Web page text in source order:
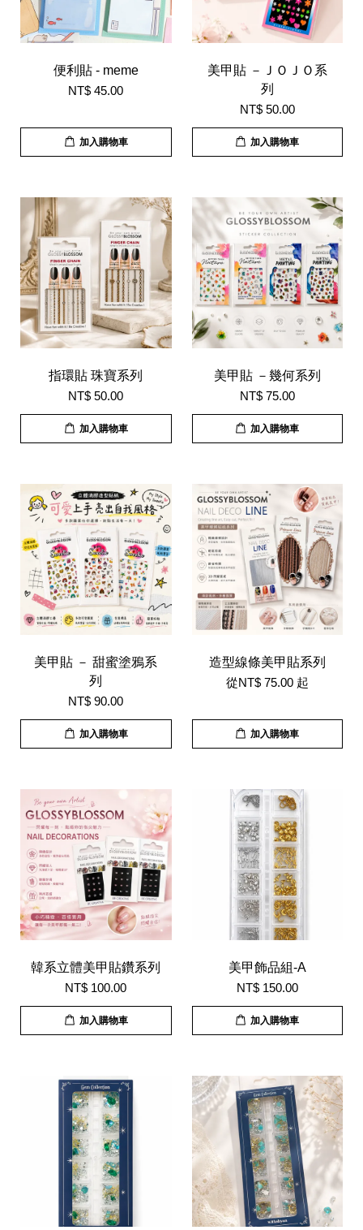
便利貼 - meme
NT$ 45.00
加入購物車
美甲貼 －ＪＯＪＯ系
列
NT$ 50.00
加入購物車
指環貼 珠寶系列
NT$ 50.00
加入購物車
美甲貼 －幾何系列
NT$ 75.00
加入購物車
美甲貼 － 甜蜜塗鴉系
列
NT$ 90.00
加入購物車
造型線條美甲貼系列
從NT$ 75.00 起
加入購物車
韓系立體美甲貼鑽系列
NT$ 100.00
加入購物車
美甲飾品組-A
NT$ 150.00
加入購物車